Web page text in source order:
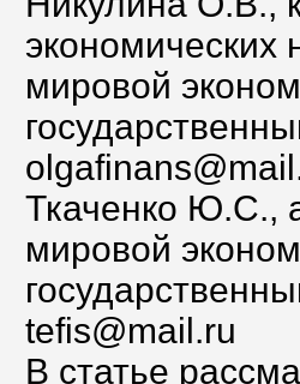
экономических
мировой
Ткаченко Ю.С.,
мировой
tefis@mail.ru
В статье